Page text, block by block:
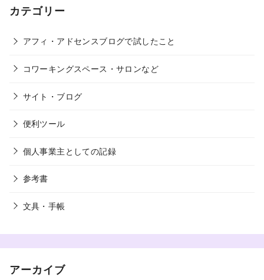
カテゴリー
アフィ・アドセンスブログで試したこと
コワーキングスペース・サロンなど
サイト・ブログ
便利ツール
個人事業主としての記録
参考書
文具・手帳
アーカイブ